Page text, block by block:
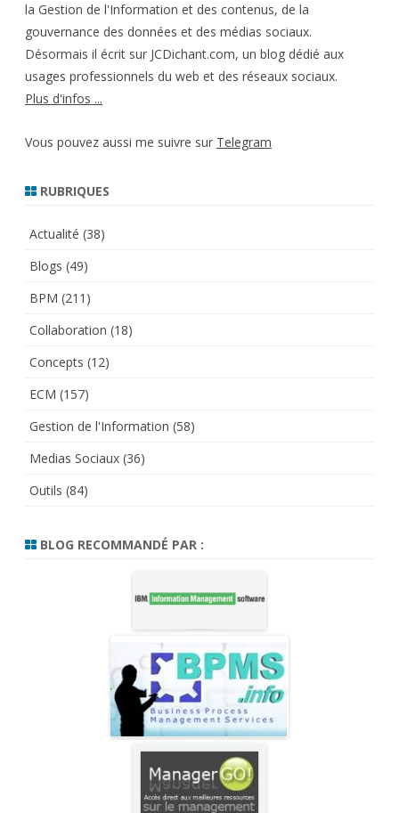
la Gestion de l'Information et des contenus, de la
gouvernance des données et des médias sociaux.
Désormais il écrit sur JCDichant.com, un blog dédié aux
usages professionnels du web et des réseaux sociaux.
Plus d'infos ...
Vous pouvez aussi me suivre sur Telegram
RUBRIQUES
Actualité (38)
Blogs (49)
BPM (211)
Collaboration (18)
Concepts (12)
ECM (157)
Gestion de l'Information (58)
Medias Sociaux (36)
Outils (84)
BLOG RECOMMANDÉ PAR :